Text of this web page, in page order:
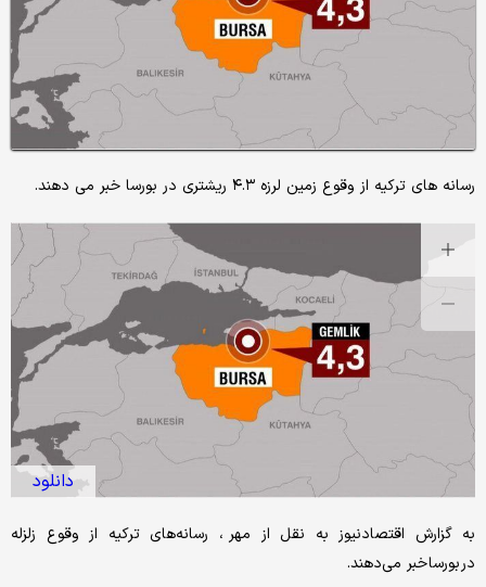
رسانه های ترکیه از وقوع زمین لرزه ۴.۳ ریشتری در بورسا خبر می دهند.
دانلود
به گزارش اقتصادنیوز به نقل از مهر ، رسانه‌های ترکیه از وقوع زلزله
در بورسا خبر می‌دهند.